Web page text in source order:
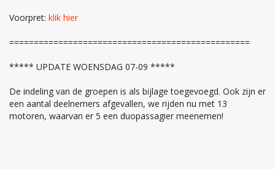
Voorpret: klik hier
=================================================
***** UPDATE WOENSDAG 07-09 *****
De indeling van de groepen is als bijlage toegevoegd. Ook zijn er
een aantal deelnemers afgevallen, we rijden nu met 13
motoren, waarvan er 5 een duopassagier meenemen!